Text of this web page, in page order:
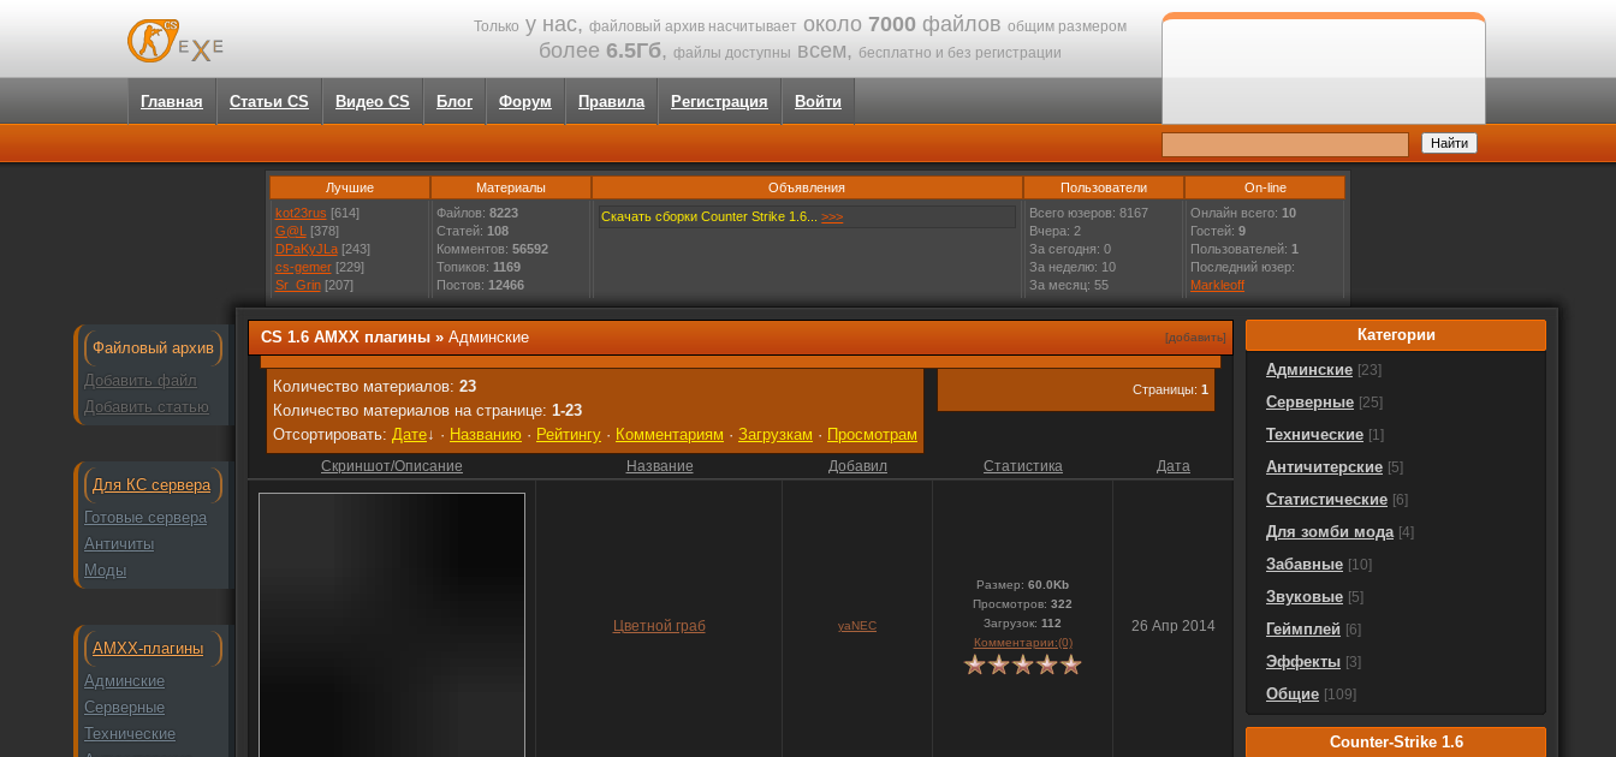
Только у нас, файловый архив насчитывает около 7000 файлов общим размером
более 6.5Гб, файлы доступны всем, бесплатно и без регистрации
Главная Статьи CS Видео CS Блог Форум Правила Регистрация Войти
Лучшие
kot23rus [614]
G@L
[378]
DPaKyJLa[243]
cs-gemer[229]
Sr_Grin[207]
Материалы
Файлов: 8223
Статей: 108
Комментов: 56592
Топиков: 1169
Постов: 12466
Объявления
Скачать сборки Counter Strike 1.6...
>>>
Пользователи
Всего юзеров: 8167
Вчера: 2
За сегодня: 0
За неделю: 10
За месяц: 55
On-line
Онлайн всего: 10
Гостей:9
Пользователей: 1
Последний юзер:
Markleoff
Файловый архив
Добавить файл
Добавить статью
Для КС сервера
Готовые сервера
Античиты
Моды
AMXX-плагины
Админские
Серверные
Технические
[добавить]
CS 1.6 AMXX плагины » Админские
Количество материалов: 23
Количество материалов на странице: 1-23
Отсортировать: Дате↓ · Названию · Рейтингу · Комментариям · Загрузкам · Просмотрам
Страницы: 1
Скриншот/Описание Название Добавил Статистика Дата
Цветной граб yaNEC
Размер: 60.0Kb
Просмотров: 322
Загрузок: 112
Комментарии:(0)
26 Апр 2014
Категории
Админские [23]
Серверные [25]
Технические [1]
Античитерские [5]
Статистические [6]
Для зомби мода [4]
Забавные [10]
Звуковые [5]
Геймплей [6]
Эффекты [3]
Общие [109]
Counter-Strike 1.6